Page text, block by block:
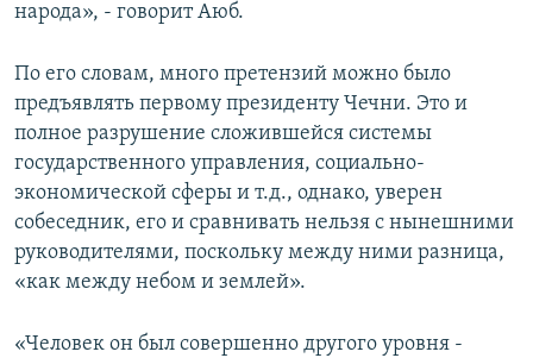
народа», - говорит Аюб.
По его словам, много претензий можно было
предъявлять первому президенту Чечни. Это и
полное разрушение сложившейся системы
государственного управления, социально-
экономической сферы и т.д., однако, уверен
собеседник, его и сравнивать нельзя с нынешними
руководителями, поскольку между ними разница,
«как между небом и землей».
«Человек он был совершенно другого уровня -